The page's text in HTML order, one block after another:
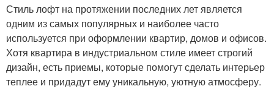
Стиль лофт на протяжении последних лет является
одним из самых популярных и наиболее часто
используется при оформлении квартир, домов и офисов.
Хотя квартира в индустриальном стиле имеет строгий
дизайн, есть приемы, которые помогут сделать интерьер
теплее и придадут ему уникальную, уютную атмосферу.